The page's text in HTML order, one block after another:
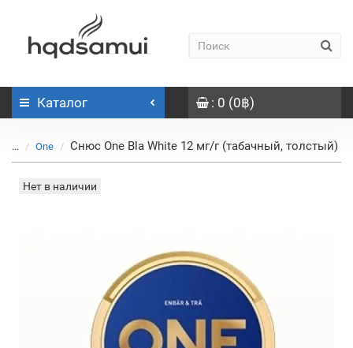
Каталог : 0 (0฿)
... One Снюс One Bla White 12 мг/г (табачный, толстый)
Нет в наличии